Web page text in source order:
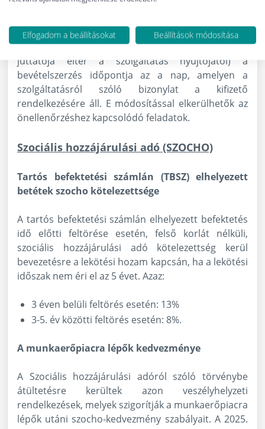
időpont (függetlenül attól, hogy a juttatásról készül-
Vásárolt szolgáltatás esetén (amikor a szolgáltatás
juttatója eltér a szolgáltatás nyújtójától) a
bevételszerzés időpontja az a nap, amelyen a
szolgáltatásról szóló bizonylat a kifizető
rendelkezésére áll. E módosítással elkerülhetők az
önellenőrzéshez kapcsolódó feladatok.
Szociális hozzájárulási adó (SZOCHO)
Tartós befektetési számlán (TBSZ) elhelyezett
betétek szocho kötelezettsége
A tartós befektetési számlán elhelyezett befektetés
idő előtti feltörése esetén, felső korlát nélküli,
szociális hozzájárulási adó kötelezettség kerül
bevezetésre a lekötési hozam kapcsán, ha a lekötési
időszak nem éri el az 5 évet. Azaz:
3 éven belüli feltörés esetén: 13%
3-5. év közötti feltörés esetén: 8%.
A munkaerőpiacra lépők kedvezménye
A Szociális hozzájárulási adóról szóló törvénybe
átültetésre kerültek azon veszélyhelyzeti
rendelkezések, melyek szigorítják a munkaerőpiacra
lépők utáni szocho-kedvezmény szabályait. A 2025.
Elfogadom a beállításokat Beállítások módosítása